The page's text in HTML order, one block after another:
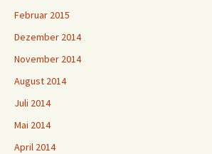
Februar 2015
Dezember 2014
November 2014
August 2014
Juli 2014
Mai 2014
April 2014